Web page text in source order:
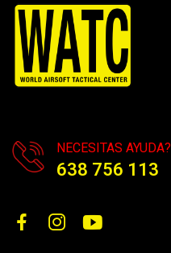
NECESITAS AYUDA?
638 756 113